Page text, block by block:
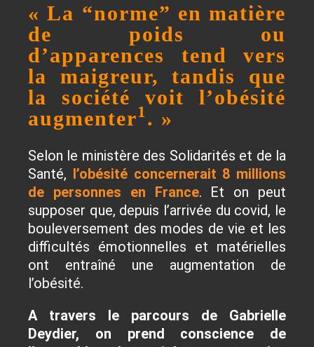
« La “norme” en matière
de poids ou
d’apparences tend vers
la maigreur, tandis que
la société voit l’obésité
augmenter1. »
Selon le ministère des Solidarités et de la
Santé, l’obésité concernerait 8 millions
de personnes en France. Et on peut
supposer que, depuis l’arrivée du covid, le
bouleversement des modes de vie et les
difficultés émotionnelles et matérielles
ont entraîné une augmentation de
l’obésité.
A travers le parcours de Gabrielle
Deydier, on prend conscience de